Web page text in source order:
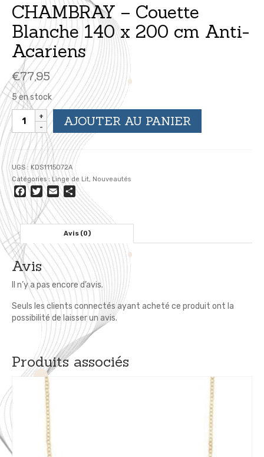
CHAMBRAY – Couette
Blanche 140 x 200 cm Anti-
Acariens
€77,95
5 en stock
quantité
de
CHAMBRAY
-
Couette
Blanche
140
x
200
cm
Anti-
Acariens
AJOUTER AU PANIER
UGS : KDS1115072A
Catégories :Linge de Lit, Nouveautés
Facebook
Twitter
EmailPartager
Avis (0)
Avis
Il n’y a pas encore d’avis.
Seuls les clients connectés ayant acheté ce produit ont la
possibilité de laisser un avis.
Produits associés